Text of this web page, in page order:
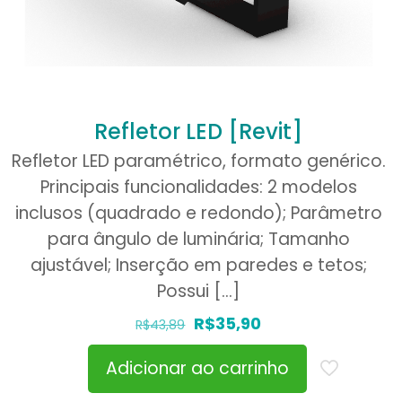
Refletor LED [Revit]
Refletor LED paramétrico, formato genérico.
Principais funcionalidades: 2 modelos
inclusos (quadrado e redondo); Parâmetro
para ângulo de luminária; Tamanho
ajustável; Inserção em paredes e tetos;
Possui […]
R$43,89 O
preço
original
R$35,90O
preço
atual
Adicionar ao carrinho